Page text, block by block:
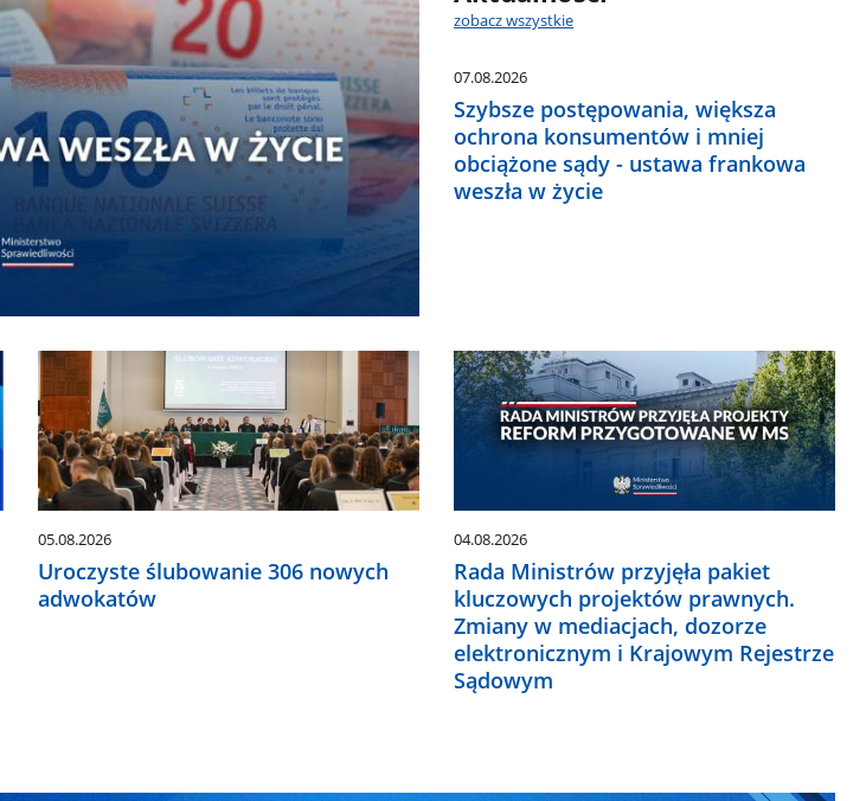
zobacz wszystkie
07.08.2026
Szybsze postępowania, większa
ochrona konsumentów i mniej
obciążone sądy - ustawa frankowa
weszła w życie
05.08.2026
Uroczyste ślubowanie 306 nowych
adwokatów
04.08.2026
Rada Ministrów przyjęła pakiet
kluczowych projektów prawnych.
Zmiany w mediacjach, dozorze
elektronicznym i Krajowym Rejestrze
Sądowym